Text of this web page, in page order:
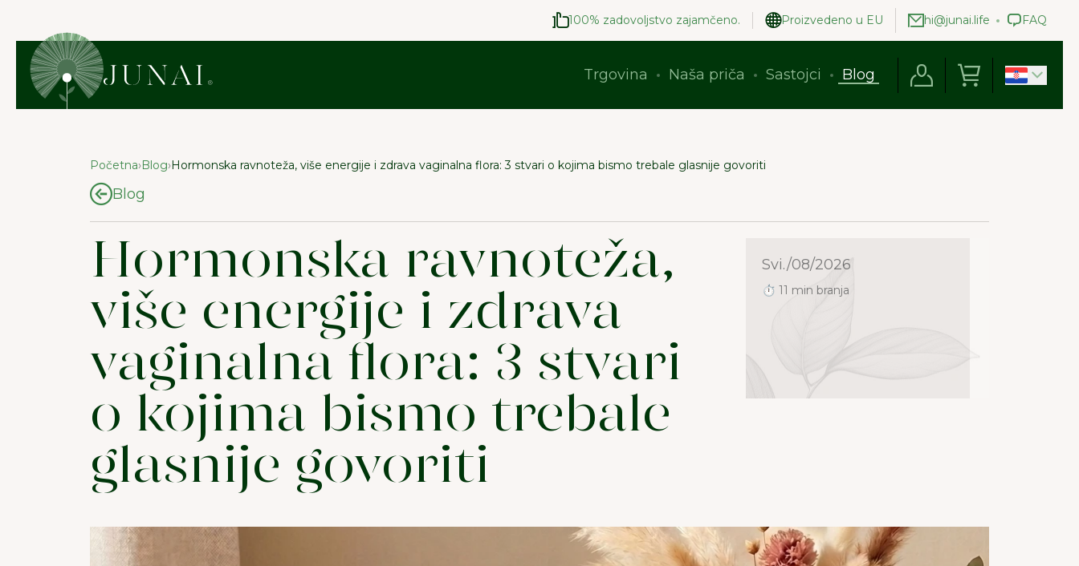
100% zadovoljstvo zajamčeno. Proizvedeno u EU hi@junai.life FAQ
Trgovina Naša priča Sastojci Blog
Početna›Blog›Hormonska ravnoteža, više energije i zdrava vaginalna flora: 3 stvari o kojima bismo trebale glasnije govoriti
Blog
Hormonska ravnoteža,
više energije i zdrava
vaginalna flora: 3 stvari
o kojima bismo trebale
glasnije govoriti
Svi./08/2026
⏱ 11 min branja